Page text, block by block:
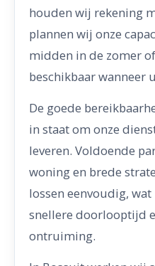
houden wij rekening
plannen wij onze
midden in de zomer
beschikbaar wanneer
De goede
in staat om onze
leveren. Voldoende
woning en brede
lossen eenvoudig,
snellere doorlooptijd
ontruiming.